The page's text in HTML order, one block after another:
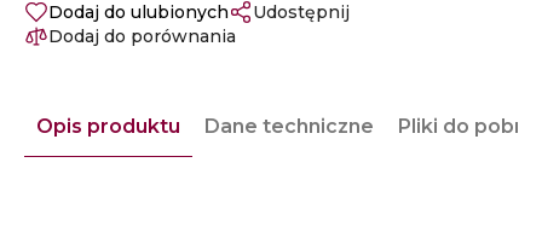
Dodaj do ulubionych
Udostępnij
Dodaj do porównania
Opis produktu Dane techniczne Pliki do